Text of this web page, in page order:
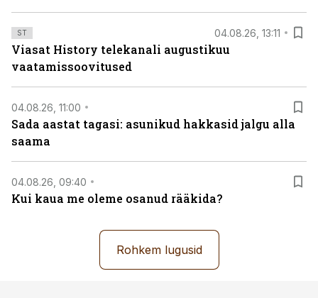
ST 04.08.26, 13:11
Viasat History telekanali augustikuu
vaatamissoovitused
04.08.26, 11:00
Sada aastat tagasi: asunikud hakkasid jalgu alla
saama
04.08.26, 09:40
Kui kaua me oleme osanud rääkida?
Rohkem lugusid